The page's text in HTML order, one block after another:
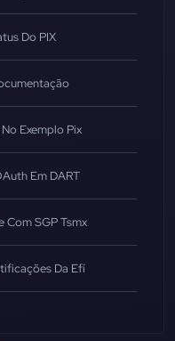
Do PIX
Exemplo Pix
Em DART
SGP Tsmx
Da Efí